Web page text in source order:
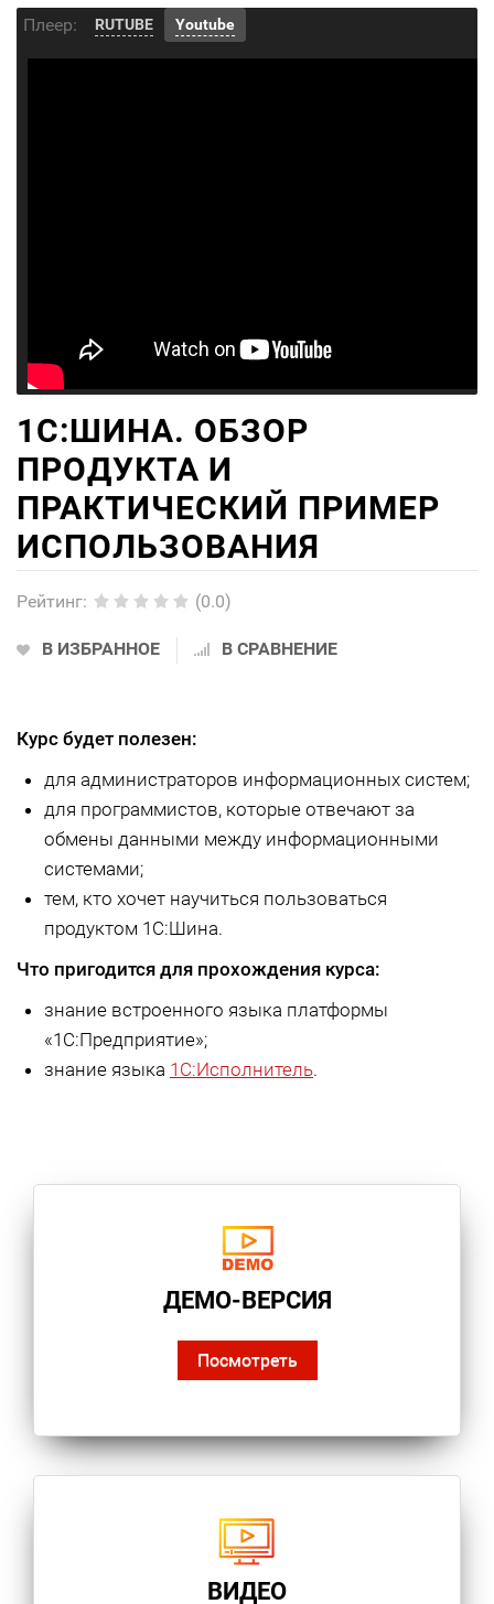
Плеер: RUTUBE Youtube
1С:ШИНА. ОБЗОР
ПРОДУКТА И
ПРАКТИЧЕСКИЙ ПРИМЕР
ИСПОЛЬЗОВАНИЯ
Рейтинг: (0.0)
В ИЗБРАННОЕ В СРАВНЕНИЕ
Курс будет полезен:
для администраторов информационных систем;
для программистов, которые отвечают за
обмены данными между информационными
системами;
тем, кто хочет научиться пользоваться
продуктом 1С:Шина.
Что пригодится для прохождения курса:
знание встроенного языка платформы
«1С:Предприятие»;
знание языка 1С:Исполнитель.
ДЕМО-ВЕРСИЯ
Посмотреть
ВИДЕО